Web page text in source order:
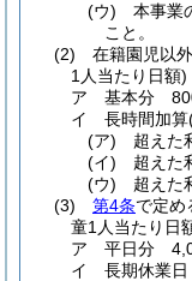
(ウ)
本事業
こと。
(2)
在籍園児以
1人当たり日額)
ア
基本分
イ
長時間加算
(ア)
超えた
(イ)
超えた
(ウ)
超えた
(3)
第4条で定め
童1人当たり日
ア
平日分
イ
長期休業